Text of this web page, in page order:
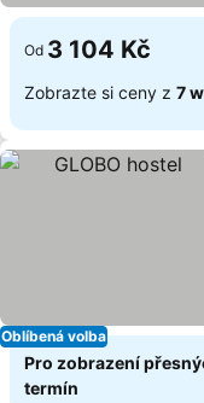
Od 3 104 Kč
Zobrazte si ceny z 7
Oblíbená volba
Pro zobrazení
termín